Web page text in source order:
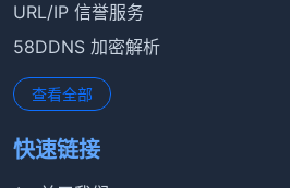
URL/IP 信誉服务
58DDNS 加密解析
查看全部
快速链接